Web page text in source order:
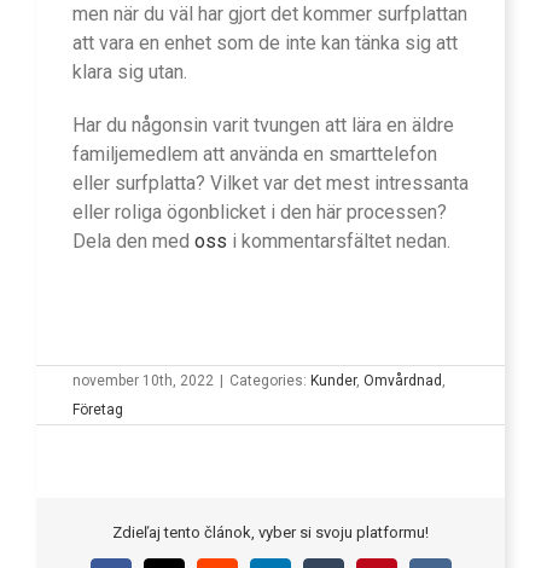
men när du väl har gjort det kommer surfplattan
att vara en enhet som de inte kan tänka sig att
klara sig utan.
Har du någonsin varit tvungen att lära en äldre
familjemedlem att använda en smarttelefon
eller surfplatta? Vilket var det mest intressanta
eller roliga ögonblicket i den här processen?
Dela den med oss i kommentarsfältet nedan.
november 10th, 2022 Categories: Kunder, Omvårdnad ,
Företag
Zdieľaj tento článok, vyber si svoju platformu!